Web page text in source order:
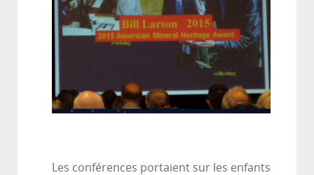
Les conférences portaient sur les enfants